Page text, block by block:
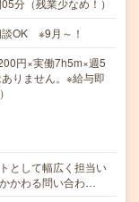
分（残業少なめ！）
OK ※9月～！
円×実働7h5m×週5
りません。※給与即
として幅広く担当い
かわる問い合わ…